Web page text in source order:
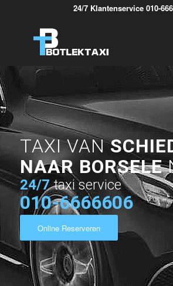
24/7 Klantenservice 010-
TAXI VAN
NAAR BORSELE
24/7 taxi service
010-6666606
Online Reserveren